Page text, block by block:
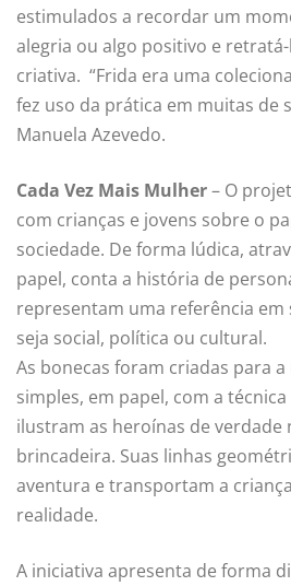
estimulados a recordar um
alegria ou algo positivo e
criativa. “Frida era uma
fez uso da prática em muitas de
Manuela Azevedo.
Cada Vez Mais Mulher– O
com crianças e jovens sobre o
sociedade. De forma lúdica,
papel, conta a história de
representam uma referência em
seja social, política ou cultural.
As bonecas foram criadas para
simples, em papel, com a técnica
ilustram as heroínas de verdade
brincadeira. Suas linhas
aventura e transportam a
realidade.
A iniciativa apresenta de forma